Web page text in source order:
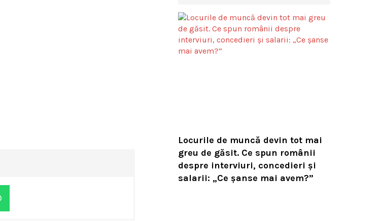
Locurile de muncă devin tot mai
greu de găsit. Ce spun românii
despre interviuri, concedieri și
salarii: „Ce șanse mai avem?”